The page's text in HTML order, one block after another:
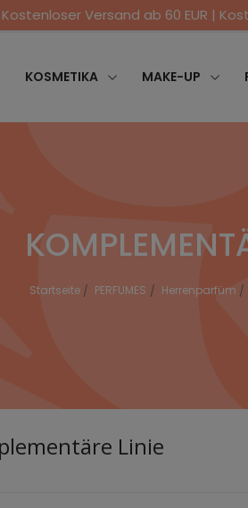
Kostenloser Versand ab 60 EUR |
KOSMETIKA MAKE-UP
Startseite PERFUMES Herrenparfüm
Linie